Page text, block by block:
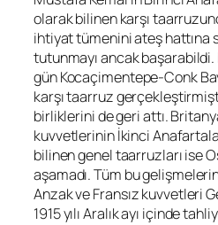
olarak bilinen karşı
ihtiyat tümenini ateş hattına
tutunmayı ancak
gün Kocaçimentepe-Conk
karşı taarruz
birliklerini de geri attı.
kuvvetlerinin İkinci
bilinen genel taarruzları ise
aşamadı. Tüm bu
Anzak ve Fransız kuvvetleri
1915 yılı Aralık ayı içinde